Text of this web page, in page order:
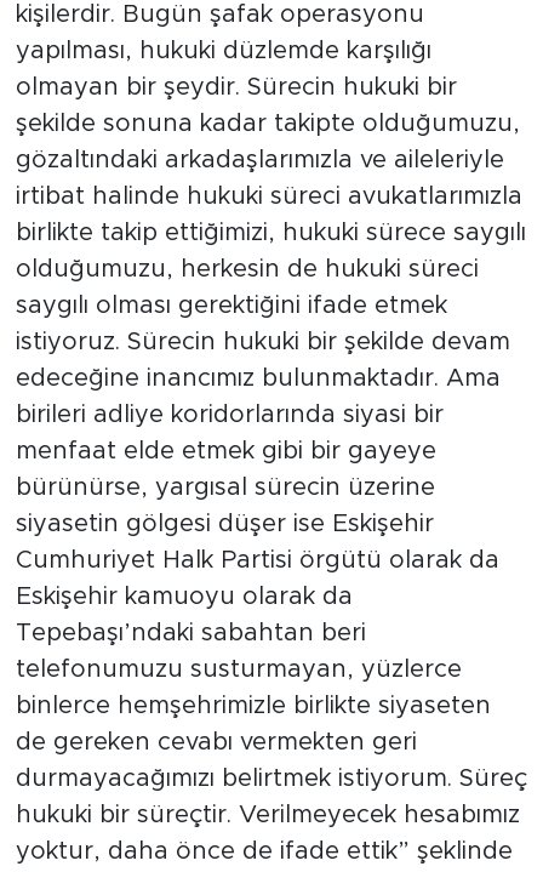
kişilerdir. Bugün şafak operasyonu
yapılması, hukuki düzlemde karşılığı
olmayan bir şeydir. Sürecin hukuki bir
şekilde sonuna kadar takipte olduğumuzu,
gözaltındaki arkadaşlarımızla ve aileleriyle
irtibat halinde hukuki süreci avukatlarımızla
birlikte takip ettiğimizi, hukuki sürece saygılı
olduğumuzu, herkesin de hukuki süreci
saygılı olması gerektiğini ifade etmek
istiyoruz. Sürecin hukuki bir şekilde devam
edeceğine inancımız bulunmaktadır. Ama
birileri adliye koridorlarında siyasi bir
menfaat elde etmek gibi bir gayeye
bürünürse, yargısal sürecin üzerine
siyasetin gölgesi düşer ise Eskişehir
Cumhuriyet Halk Partisi örgütü olarak da
Eskişehir kamuoyu olarak da
Tepebaşı’ndaki sabahtan beri
telefonumuzu susturmayan, yüzlerce
binlerce hemşehrimizle birlikte siyaseten
de gereken cevabı vermekten geri
durmayacağımızı belirtmek istiyorum. Süreç
hukuki bir süreçtir. Verilmeyecek hesabımız
yoktur, daha önce de ifade ettik” şeklinde